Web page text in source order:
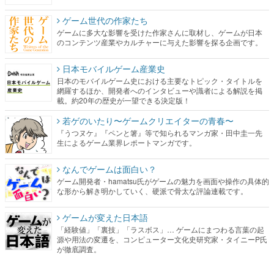
ゲーム世代の作家たち
ゲームに多大な影響を受けた作家さんに取材し、ゲームが日本
のコンテンツ産業やカルチャーに与えた影響を探る企画です。
日本モバイルゲーム産業史
日本のモバイルゲーム史における主要なトピック・タイトルを
網羅するほか、開発者へのインタビューや識者による解説を掲
載。約20年の歴史が一望できる決定版！
若ゲのいたり〜ゲームクリエイターの青春〜
『うつヌケ』『ペンと箸』等で知られるマンガ家・田中圭一先
生によるゲーム業界レポートマンガです。
なんでゲームは面白い？
ゲーム開発者・hamatsu氏がゲームの魅力を画面や操作の具体的
な形から解き明かしていく、硬派で骨太な評論連載です。
ゲームが変えた日本語
「経験値」「裏技」「ラスボス」… ゲームにまつわる言葉の起
源や用法の変遷を、コンピューター文化史研究家・タイニーP氏
が徹底調査。